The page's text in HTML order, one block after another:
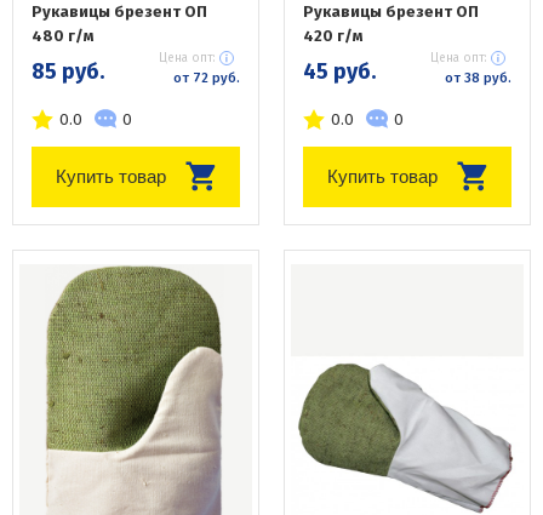
Рукавицы брезент ОП
480 г/м
85 руб. Цена опт:
от 72 руб.
0.0 0
Купить товар
Рукавицы брезент ОП
420 г/м
45 руб. Цена опт:
от 38 руб.
0.0 0
Купить товар